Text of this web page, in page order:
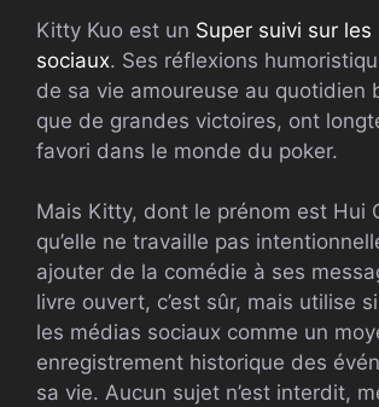
Kitty Kuo est un Super suivi sur les
sociaux. Ses réflexions
de sa vie amoureuse au quotidien
que de grandes victoires, ont
favori dans le monde du poker.
Mais Kitty, dont le prénom est Hui
qu’elle ne travaille pas
ajouter de la comédie à ses
livre ouvert, c’est sûr, mais utilise
les médias sociaux comme un
enregistrement historique des
sa vie. Aucun sujet n’est interdit,